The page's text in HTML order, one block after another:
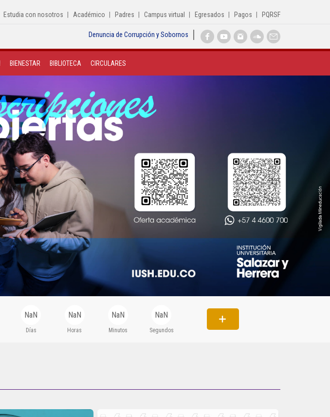
Estudia con nosotros Académico Padres Campus virtual Egresados Pagos PQRSF
Denuncia de Corrupción y Sobornos
BIENESTAR BIBLIOTECA CIRCULARES
NaN
Días
NaN
Horas
NaN
Minutos
NaN
Segundos
Departamentos
Extensión
Bienestar
Biblioteca
Circulares
Padres
Comunícate con nosotros